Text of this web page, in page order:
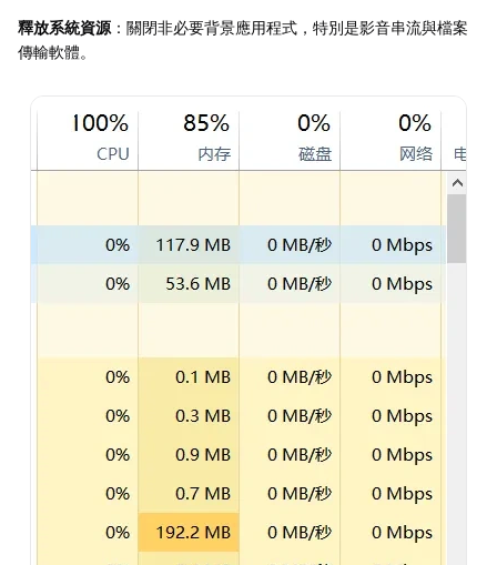
釋放系統資源：關閉非必要背景應用程式，特別是影音串流與檔案
傳輸軟體。